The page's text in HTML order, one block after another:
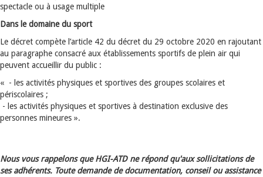
spectacle ou à usage multiple
Dans le domaine du sport
Le décret compète l’article 42 du décret du 29 octobre 2020 en rajoutant
au paragraphe consacré aux établissements sportifs de plein air qui
peuvent accueillir du public :
« - les activités physiques et sportives des groupes scolaires et
périscolaires ;
- les activités physiques et sportives à destination exclusive des
personnes mineures ».
Nous vous rappelons que HGI-ATD ne répond qu'aux sollicitations de
ses adhérents. Toute demande de documentation, conseil ou assistance